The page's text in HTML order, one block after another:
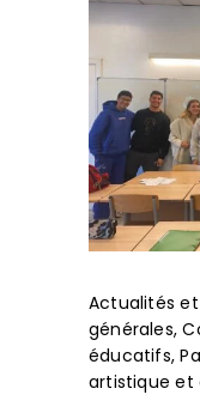
Actualités
générales,
éducatifs,
artistique et